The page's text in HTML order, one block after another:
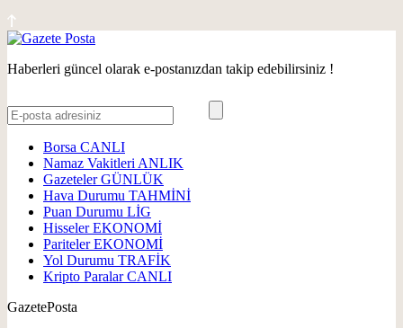
Haberleri güncel olarak e-postanızdan takip edebilirsiniz !
Borsa CANLI
Namaz Vakitleri ANLIK
GazetelerGÜNLÜK
Hava Durumu TAHMİNİ
Puan Durumu LİG
HisselerEKONOMİ
ParitelerEKONOMİ
Yol Durumu TRAFİK
Kripto ParalarCANLI
GazetePosta